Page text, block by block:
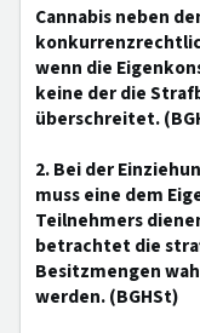
Cannabis neben
wenn die
keine der die
überschreitet.
2. Bei der
muss eine dem
Teilnehmers
betrachtet die
Besitzmengen
werden. (BGHSt)